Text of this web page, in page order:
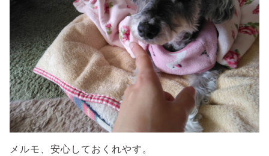
メルモ、安心しておくれやす。